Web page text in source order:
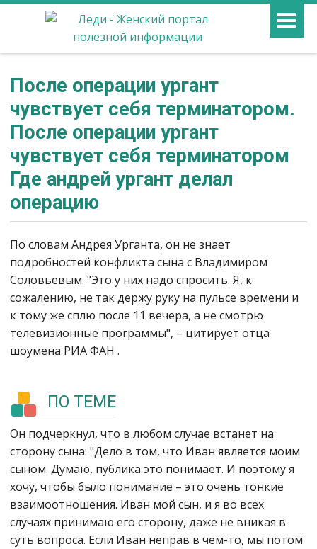
После операции ургант
чувствует себя терминатором.
После операции ургант
чувствует себя терминатором
Где андрей ургант делал
операцию
По словам Андрея Урганта, он не знает
подробностей конфликта сына с Владимиром
Соловьевым. "Это у них надо спросить. Я, к
сожалению, не так держу руку на пульсе времени и
к тому же сплю после 11 вечера, а не смотрю
телевизионные программы", – цитирует отца
шоумена РИА ФАН .
ПО ТЕМЕ
Он подчеркнул, что в любом случае встанет на
сторону сына: "Дело в том, что Иван является моим
сыном. Думаю, публика это понимает. И поэтому я
хочу, чтобы было понимание – это очень тонкие
взаимоотношения. Иван мой сын, и я во всех
случаях принимаю его сторону, даже не вникая в
суть вопроса. Если Иван неправ в чем-то, мы потом